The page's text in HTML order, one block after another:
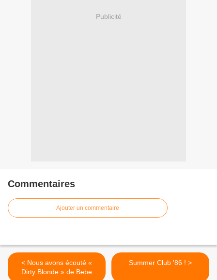
Publicité
Commentaires
Ajouter un commentaire
< Nous avons écouté «
Dirty Blonde » de Bebe
Summer Club '86 ! >